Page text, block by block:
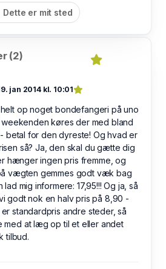
Dette er mit sted
(2)
jan 2014 kl. 10:01
op noget bondefangeri på uno
weekenden køres der med bland
betal for den dyreste! Og hvad er
så? Ja, den skal du gætte dig
hænger ingen pris fremme, og
vægten gemmes godt væk bag
lad mig informere: 17,95!!! Og ja, så
godt nok en halv pris på 8,90 -
standardpris andre steder, så
med at læg op til et eller andet
tilbud.